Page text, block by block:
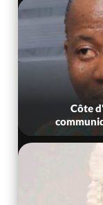
Côte